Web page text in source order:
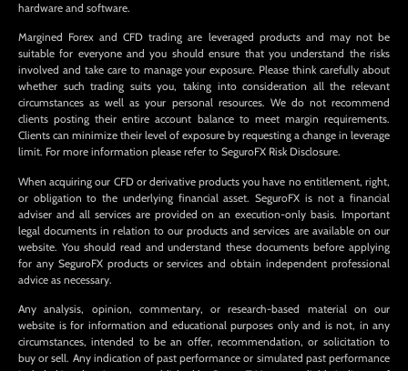
hardware and software.
Margined Forex and CFD trading are leveraged products and may not be
suitable for everyone and you should ensure that you understand the risks
involved and take care to manage your exposure. Please think carefully about
whether such trading suits you, taking into consideration all the relevant
circumstances as well as your personal resources. We do not recommend
clients posting their entire account balance to meet margin requirements.
Clients can minimize their level of exposure by requesting a change in leverage
limit. For more information please refer to SeguroFX Risk Disclosure.
When acquiring our CFD or derivative products you have no entitlement, right,
or obligation to the underlying financial asset. SeguroFX is not a financial
adviser and all services are provided on an execution-only basis. Important
legal documents in relation to our products and services are available on our
website. You should read and understand these documents before applying
for any SeguroFX products or services and obtain independent professional
advice as necessary.
Any analysis, opinion, commentary, or research-based material on our
website is for information and educational purposes only and is not, in any
circumstances, intended to be an offer, recommendation, or solicitation to
buy or sell. Any indication of past performance or simulated past performance